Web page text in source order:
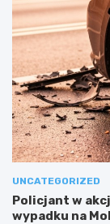
UNCATEGORIZED
Policjant w
wypadku na